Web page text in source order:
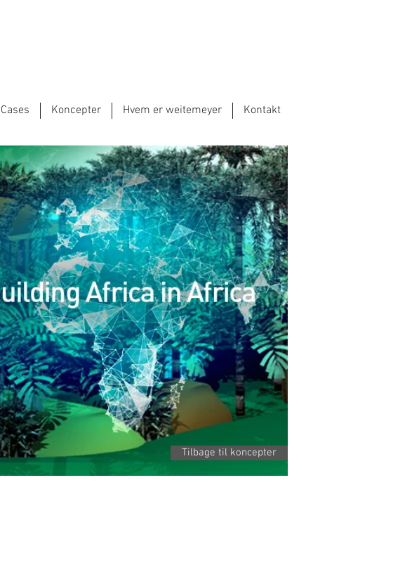
Cases Koncepter Hvem er weitemeyer Kontakt
Tilbage til koncepter